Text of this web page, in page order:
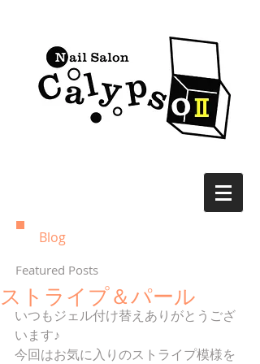
Blog
Featured Posts
ストライプ＆パール
いつもジェル付け替えありがとうござ
います♪
今回はお気に入りのストライプ模様を